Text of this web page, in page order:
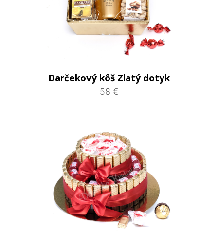
Darčekový kôš Zlatý dotyk
58 €